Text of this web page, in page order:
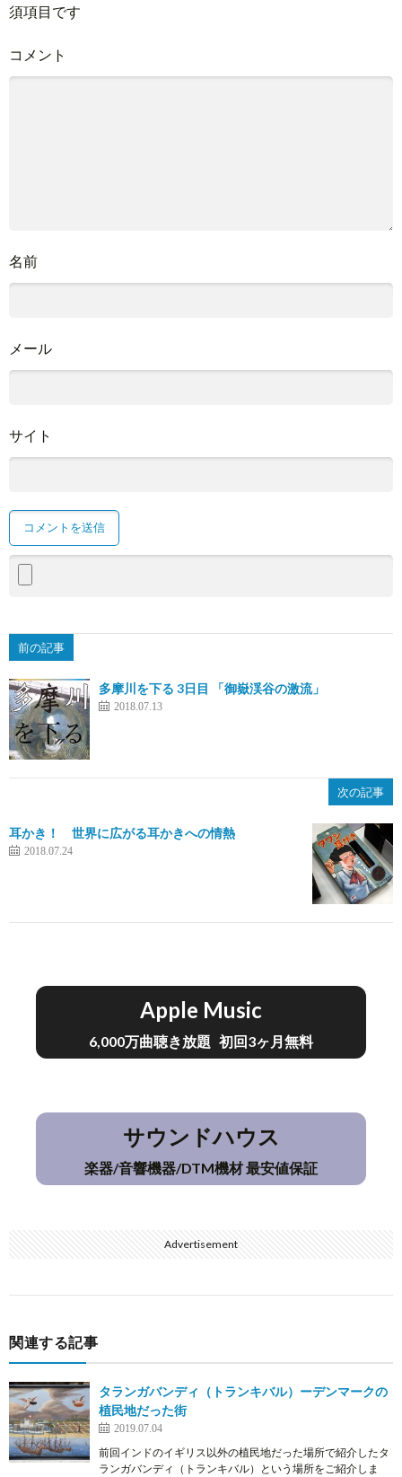
須項目です
コメント
名前
メール
サイト
前の記事
多摩川を下る 3日目 「御嶽渓谷の激流」
2018.07.13
次の記事
耳かき！ 世界に広がる耳かきへの情熱
2018.07.24
Apple Music
6,000万曲聴き放題 初回3ヶ月無料
サウンドハウス
楽器/音響機器/DTM機材 最安値保証
Advertisement
関連する記事
タランガバンディ（トランキバル）ーデンマークの
植民地だった街
2019.07.04
前回インドのイギリス以外の植民地だった場所で紹介したタ
ランガバンディ（トランキバル）という場所をご紹介しま